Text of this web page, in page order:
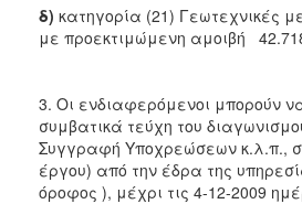
δ) κατηγορία (21) Γεωτεχνικές
με προεκτιμώμενη αμοιβή
3. Οι ενδιαφερόμενοι μπορούν
συμβατικά τεύχη του
Συγγραφή Υποχρεώσεων κ.λ.π.,
έργου) από την έδρα της
όροφος ), μέχρι τις 4-12-2009